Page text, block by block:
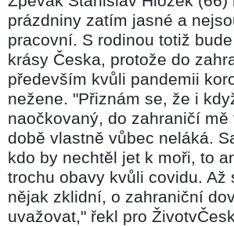
prázdniny zatím jasné a
pracovní. S rodinou totiž
krásy Česka, protože do
především kvůli pandemii
nežene. "Přiznám se, že i
naočkovaný, do zahraničí mě
době vlastně vůbec neláká.
kdo by nechtěl jet k moři, to
trochu obavy kvůli covidu. Až
nějak zklidní, o zahraniční
uvažovat," řekl pro